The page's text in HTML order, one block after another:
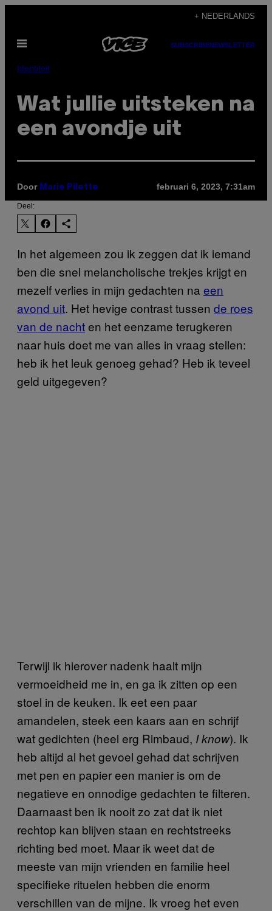
de
inhoud
+ NEDERLANDS
Open
SUBSCRIBENEWSLETTER
Identiteit
Wat jullie uitsteken na
een avondje uit
Door Marie Pilette februari 6, 2023, 7:31am
Deel:
In het algemeen zou ik zeggen dat ik iemand
ben die snel melancholische trekjes krijgt en
mezelf verlies in mijn gedachten na een
avond uit. Het hevige contrast tussen de roes
van de nachten het eenzame terugkeren
naar huis doet me van alles in vraag stellen:
heb ik het leuk genoeg gehad? Heb ik teveel
geld uitgegeven?
Terwijl ik hierover nadenk haalt mijn
vermoeidheid me in, en ga ik zitten op een
stoel in de keuken. Ik eet een paar
amandelen, steek een kaars aan en schrijf
wat gedichten (heel erg Rimbaud, I know). Ik
heb altijd al het gevoel gehad dat schrijven
met pen en papier een manier is om de
negatieve en onnodige gedachten te filteren.
Daarnaast ben ik nooit zo zat dat ik niet
rechtop kan blijven staan en rechtstreeks
richting bed moet. Maar ik weet dat de
meeste van mijn vrienden en familie heel
specifieke rituelen hebben die enorm
verschillen van de mijne. Ik vroeg het even